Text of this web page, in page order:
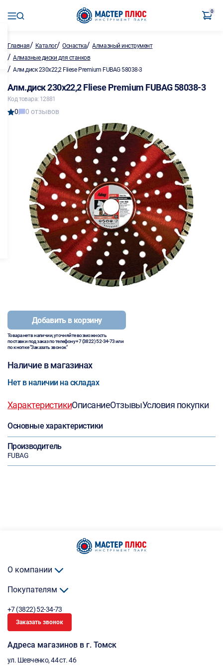
0
Главная/ Каталог/Оснастка/Алмазный инструмент
/ Алмазные диски для станков
/ Алм.диск 230х22,2 Fliese Premium FUBAG 58038-3
Алм.диск 230х22,2 Fliese Premium FUBAG 58038-3
Код товара: 12881
0 0 отзывов
Добавить в корзину
Товара нет в наличии, уточняйте возможность
поставки под заказ по телефону+7 (3822) 52-34-73или
по кнопке "Заказать звонок"
Наличие в магазинах
Нет в наличии на складах
ХарактеристикиОписаниеОтзывыУсловия покупки
Основные характеристики
Производитель
FUBAG
О компании
Покупателям
+7 (3822) 52-34-73
Заказать звонок
Адреса магазинов в г. Томск
ул. Шевченко, 44 ст. 46